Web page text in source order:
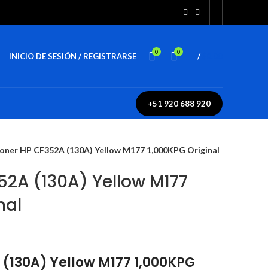
INICIO DE SESIÓN / REGISTRARSE 0 0 /
+51 920 688 920
HP CF352A (130A) Yellow M177 1,000KPG Original
(130A) Yellow M177
Yellow M177 1,000KPG